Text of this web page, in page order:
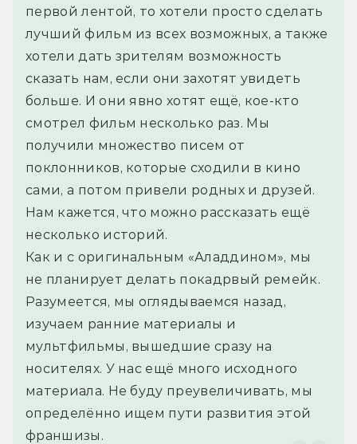
первой лентой, то хотели просто сделать
лучший фильм из всех возможных, а также
хотели дать зрителям возможность
сказать нам, если они захотят увидеть
больше. И они явно хотят ещё, кое-кто
смотрел фильм несколько раз. Мы
получили множество писем от
поклонников, которые сходили в кино
сами, а потом привели родных и друзей.
Нам кажется, что можно рассказать ещё
несколько историй.
Как и с оригинальным «Аладдином», мы
не планирует делать покадрвый ремейк.
Разумеется, мы оглядываемся назад,
изучаем ранние материалы и
мультфильмы, вышедшие сразу на
носителях. У нас ещё много исходного
материала. Не буду преувеличивать, мы
определённо ищем пути развития этой
франшизы.